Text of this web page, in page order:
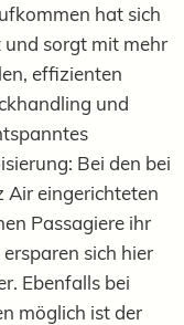
hat sich
sorgt mit mehr
effizienten
und
Bei den bei
Air eingerichteten
Passagiere ihr
sich hier
Ebenfalls bei
möglich ist der